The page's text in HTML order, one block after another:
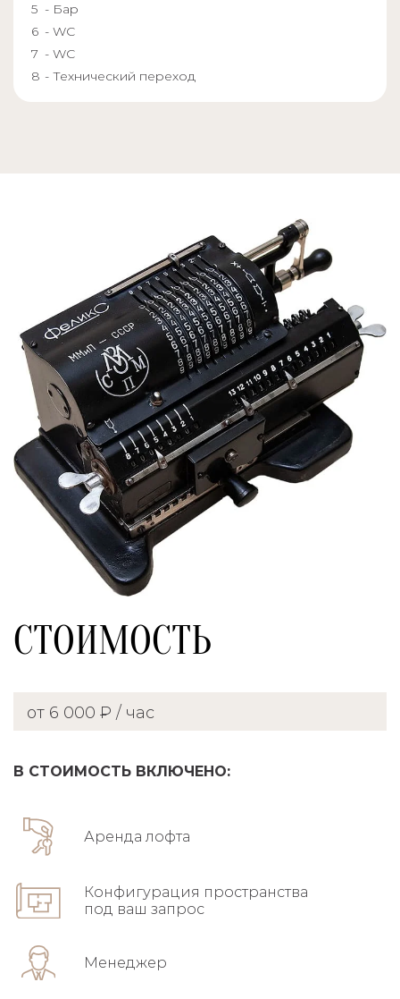
- Бар
- WC
- WC
- Технический переход
СТОИМОСТЬ
от 6 000 ₽ / час
В СТОИМОСТЬ ВКЛЮЧЕНО:
Аренда лофта
Конфигурация пространства
под ваш запрос
Менеджер